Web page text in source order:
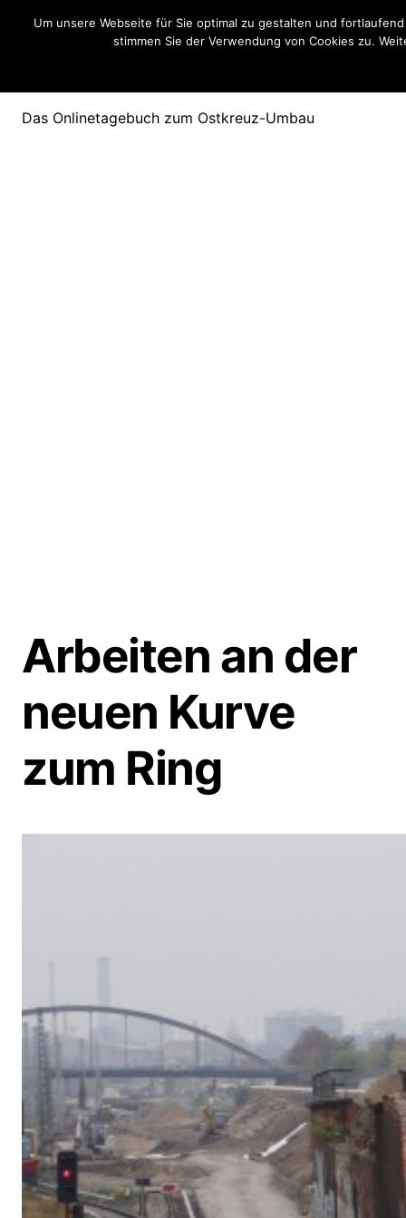
Das Onlinetagebuch zum Ostkreuz-Umbau
Arbeiten an der
neuen Kurve
zum Ring
Um unsere Webseite für Sie optimal zu gestalten und
stimmen Sie der Verwendung von Cookies zu.